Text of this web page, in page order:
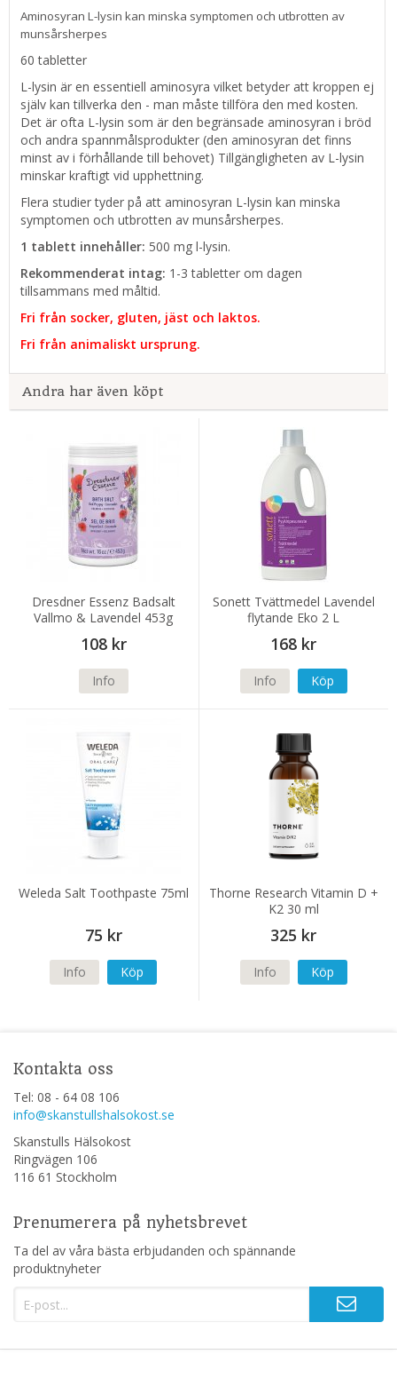
Aminosyran L-lysin kan minska symptomen och utbrotten av
munsårsherpes
60 tabletter
L-lysin är en essentiell aminosyra vilket betyder att kroppen ej
själv kan tillverka den - man måste tillföra den med kosten.
Det är ofta L-lysin som är den begränsade aminosyran i bröd
och andra spannmålsprodukter (den aminosyran det finns
minst av i förhållande till behovet) Tillgängligheten av L-lysin
minskar kraftigt vid upphettning.
Flera studier tyder på att aminosyran L-lysin kan minska
symptomen och utbrotten av munsårsherpes.
1 tablett innehåller: 500 mg l-lysin.
Rekommenderat intag: 1-3 tabletter om dagen
tillsammans med måltid.
Fri från socker, gluten, jäst och laktos.
Fri från animaliskt ursprung.
Andra har även köpt
Dresdner Essenz Badsalt
Vallmo & Lavendel 453g
108 kr
Info
Sonett Tvättmedel Lavendel
flytande Eko 2 L
168 kr
Info Köp
Weleda Salt Toothpaste 75ml
75 kr
Info Köp
Thorne Research Vitamin D +
K2 30 ml
325 kr
Info Köp
Kontakta oss
Tel: 08 - 64 08 106
info@skanstullshalsokost.se
Skanstulls Hälsokost
Ringvägen 106
116 61 Stockholm
Prenumerera på nyhetsbrevet
Ta del av våra bästa erbjudanden och spännande
produktnyheter